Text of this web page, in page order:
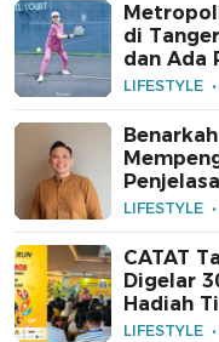
di
dan Ada
LIFESTYLE
LIFESTYLE
CATAT
Digelar
Hadiah
LIFESTYLE